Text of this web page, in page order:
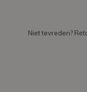
Niet tevreden?